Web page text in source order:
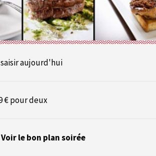
aujourd'hui
€ pour deux
le bon plan soirée